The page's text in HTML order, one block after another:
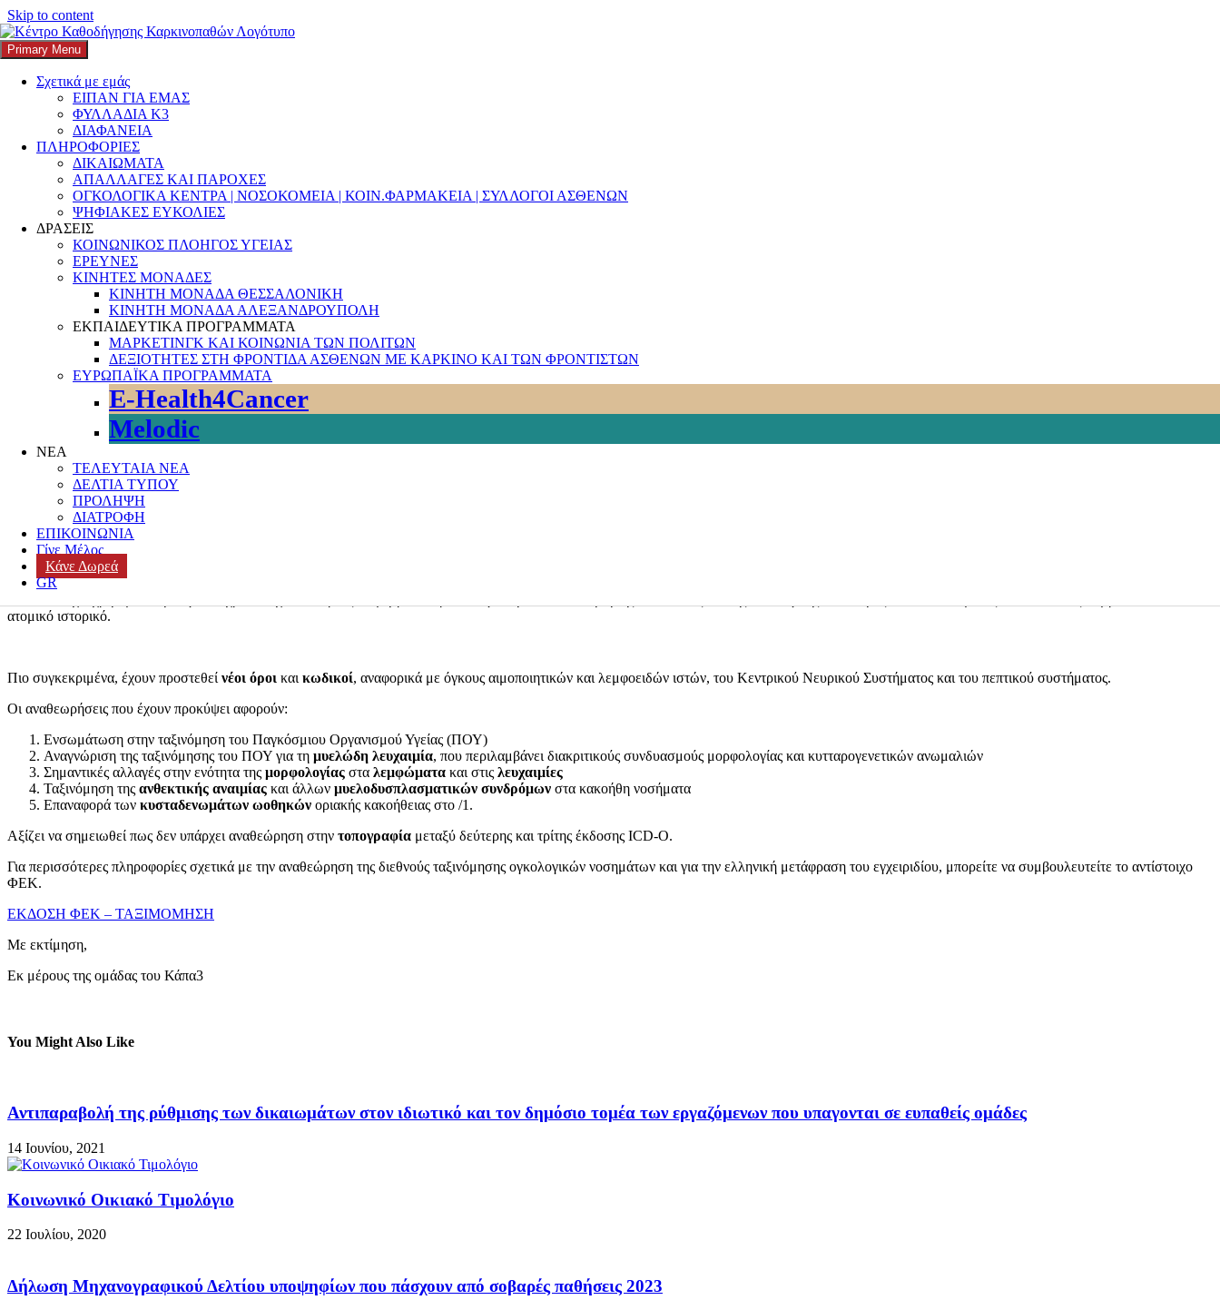
Skip to content
K3
ΚΕΝΤΡΟ ΚΑΘΟΔΗΓΗΣΗΣ ΚΑΡΚΙΝΟΠΑΘΩΝ
Primary Menu
Σχετικά με εμάς
ΕΙΠΑΝ ΓΙΑ ΕΜΑΣ
ΦΥΛΛΑΔΙΑ Κ3
ΔΙΑΦΑΝΕΙΑ
ΠΛΗΡΟΦΟΡΙΕΣ
ΔΙΚΑΙΩΜΑΤΑ
ΑΠΑΛΛΑΓΕΣ ΚΑΙ ΠΑΡΟΧΕΣ
ΟΓΚΟΛΟΓΙΚΑ ΚΕΝΤΡΑ | ΝΟΣΟΚΟΜΕΙΑ | ΚΟΙΝ.ΦΑΡΜΑΚΕΙΑ | ΣΥΛΛΟΓΟΙ ΑΣΘΕΝΩΝ
ΨΗΦΙΑΚΕΣ ΕΥΚΟΛΙΕΣ
ΔΡΑΣΕΙΣ
ΚΟΙΝΩΝΙΚΟΣ ΠΛΟΗΓΟΣ ΥΓΕΙΑΣ
ΕΡΕΥΝΕΣ
ΚΙΝΗΤΕΣ ΜΟΝΑΔΕΣ
ΚΙΝΗΤΗ ΜΟΝΑΔΑ ΘΕΣΣΑΛΟΝΙΚΗ
ΚΙΝΗΤΗ ΜΟΝΑΔΑ ΑΛΕΞΑΝΔΡΟΥΠΟΛΗ
ΕΚΠΑΙΔΕΥΤΙΚΑ ΠΡΟΓΡΑΜΜΑΤΑ
ΜΑΡΚΕΤΙΝΓΚ ΚΑΙ ΚΟΙΝΩΝΙΑ ΤΩΝ ΠΟΛΙΤΩΝ
ΔΕΞΙΟΤΗΤΕΣ ΣΤΗ ΦΡΟΝΤΙΔΑ ΑΣΘΕΝΩΝ ΜΕ ΚΑΡΚΙΝΟ ΚΑΙ ΤΩΝ ΦΡΟΝΤΙΣΤΩΝ
ΕΥΡΩΠΑΪΚΑ ΠΡΟΓΡΑΜΜΑΤΑ
E-Health4Cancer
Melodic
ΝΕΑ
ΤΕΛΕΥΤΑΙΑ ΝΕΑ
ΔΕΛΤΙΑ ΤΥΠΟΥ
ΠΡΟΛΗΨΗ
ΔΙΑΤΡΟΦΗ
ΕΠΙΚΟΙΝΩΝΙΑ
Γίνε Μέλος
Κάνε Δωρεά
GR
Αναζήτηση για:
Αναθεώρηση της Διεθνούς Ταξινόμηση των Ογκολογικών Νοσημάτων – ICD-O-3
Posted on 11 Οκτωβρίου, 2024Authork3-editorCategoriesΔΕΔΟΜΕΝΑ,ΕΙΔΙΚΕΣ ΚΑΤΗΓΟΡΙΕΣ,ΕΙΔΙΚΕΣ ΡΥΘΜΙΣΕΙΣ,ΕΛΛΑΔΑ,ΕΞΕΛΙΞΕΙΣ,ΕΥΡΩΠΑΙΚΟΣ ΚΩΔΙΚΑΣ ΚΑΤΑ ΤΟΥ ΚΑΡΚΙΝΟΥ,
ΚΑΡΚΙΝΟΣ, ΜΗΤΡΩΟ ΝΕΟΠΛΑΣΙΩΝ
Διεθνής Ταξινόμηση Ογκολογικών Νοσημάτων
ιστορικού.
Στις 10.10.2024 εκδόθηκε η η τρίτη έκδοση του ICD-O,
της Ελληνικής Ταξινόμησης Ογκολογικών Νοσημάτων,
ατομικό ιστορικό.
Πιο συγκεκριμένα, έχουν προστεθεί νέοι όροι και κωδικοί, αναφορικά με όγκους αιμοποιητικών και λεμφοειδών ιστών, του Κεντρικού Νευρικού Συστήματος και του πεπτικού συστήματος.
Οι αναθεωρήσεις που έχουν προκύψει αφορούν:
Ενσωμάτωση στην ταξινόμηση του Παγκόσμιου Οργανισμού Υγείας (ΠΟΥ)
Αναγνώριση της ταξινόμησης του ΠΟΥ για τη μυελώδη λευχαιμία, που περιλαμβάνει διακριτικούς συνδυασμούς μορφολογίας και κυτταρογενετικών ανωμαλιών
Σημαντικές αλλαγές στην ενότητα της μορφολογίας στα λεμφώματα και στις λευχαιμίες
Ταξινόμηση της ανθεκτικής αναιμίας και άλλων μυελοδυσπλασματικών συνδρόμων στα κακοήθη νοσήματα
Επαναφορά των κυσταδενωμάτων ωοθηκών οριακής κακοήθειας στο /1.
Αξίζει να σημειωθεί πως δεν υπάρχει αναθεώρηση στην τοπογραφία μεταξύ δεύτερης και τρίτης έκδοσης ICD-O.
Για περισσότερες πληροφορίες σχετικά με την αναθεώρηση της διεθνούς ταξινόμησης ογκολογικών νοσημάτων και για την ελληνική μετάφραση του εγχειριδίου, μπορείτε να συμβουλευτείτε το αντίστοιχο
ΦΕΚ.
ΕΚΔΟΣΗ ΦΕΚ – ΤΑΞΙΜΟΜΗΣΗ
Με εκτίμηση,
Εκ μέρους της ομάδας του Κάπα3
You Might Also Like
Αντιπαραβολή της ρύθμισης των δικαιωμάτων στον ιδιωτικό και τον δημόσιο τομέα των εργαζόμενων που υπαγονται σε ευπαθείς ομάδες
14 Ιουνίου, 2021
Κοινωνικό Οικιακό Τιμολόγιο
22 Ιουλίου, 2020
Δήλωση Μηχανογραφικού Δελτίου υποψηφίων που πάσχουν από σοβαρές παθήσεις 2023